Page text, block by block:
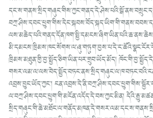
ཁྲིམས་མཐུན་གྱི་བྱ་སྤྱོད་ཅིག་ཡིན་པར་གྲུབ་ཡོད་མོད།
འབྲས་བྱུང་ཡོད་ཀྱང་།
ལ་བཀྲ་ཤིས་དབང་ཕྱུག་གི་མངོན་འདོད་དེ་བས་ཀྱང་མིན།